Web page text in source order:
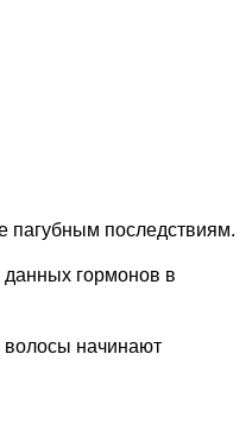
пагубным последствиям.
данных гормонов в
волосы начинают